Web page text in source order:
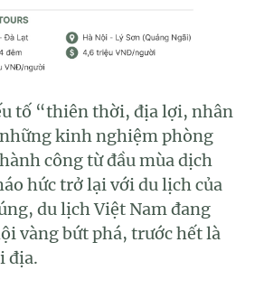
tố “thiên thời, địa lợi, nhân
kinh nghiệm phòng
công từ đầu mùa dịch
hức trở lại với du lịch của
du lịch Việt Nam đang
vàng bứt phá, trước hết là
địa.